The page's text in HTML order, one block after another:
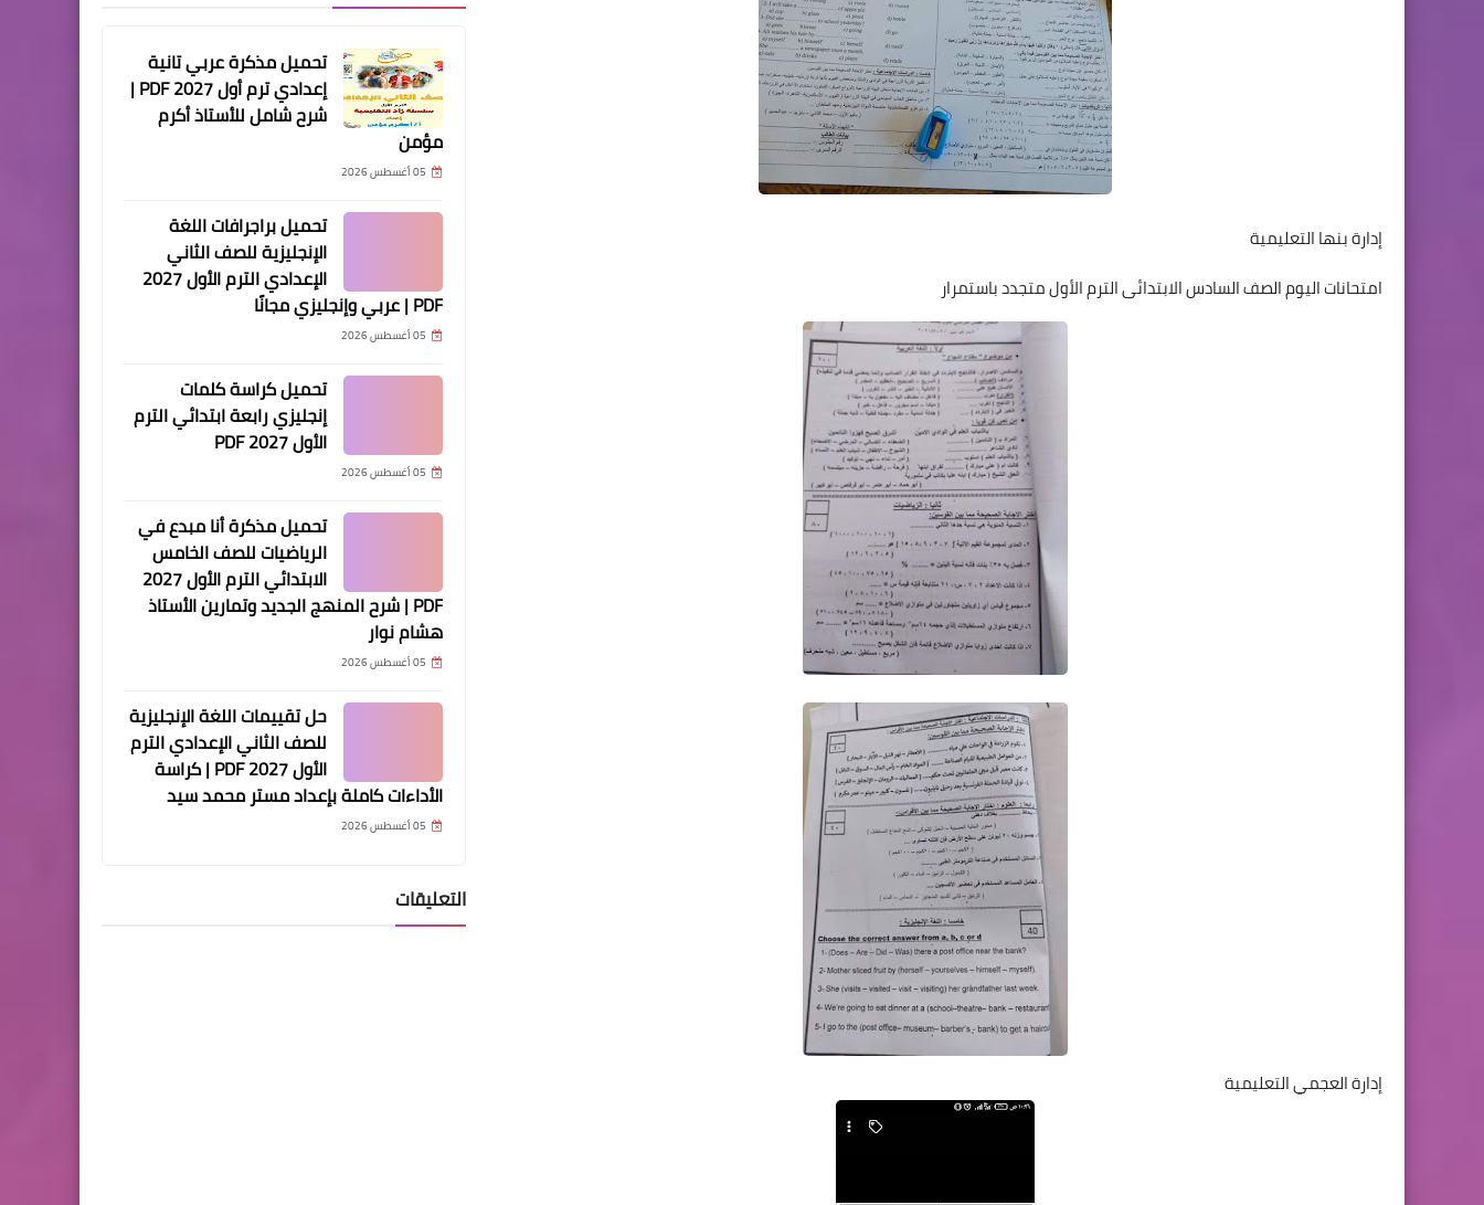
إدارة بنها التعليمية
امتحانات اليوم الصف السادس الابتدائى الترم الأول متجدد باستمرار
إدارة العجمي التعليمية
تحميل مذكرة عربي تانية
إعدادي ترم أول 2027 PDF |
شرح شامل للأستاذ أكرم
مؤمن
05 أغسطس 2026
تحميل براجرافات اللغة
الإنجليزية للصف الثاني
الإعدادي الترم الأول 2027
PDF | عربي وإنجليزي مجانًا
05 أغسطس 2026
تحميل كراسة كلمات
إنجليزي رابعة ابتدائي الترم
الأول 2027 PDF
05 أغسطس 2026
تحميل مذكرة أنا مبدع في
الرياضيات للصف الخامس
الابتدائي الترم الأول 2027
PDF | شرح المنهج الجديد وتمارين الأستاذ
هشام نوار
05 أغسطس 2026
حل تقييمات اللغة الإنجليزية
للصف الثاني الإعدادي الترم
الأول 2027 PDF | كراسة
الأداءات كاملة بإعداد مستر محمد سيد
05 أغسطس 2026
التعليقات